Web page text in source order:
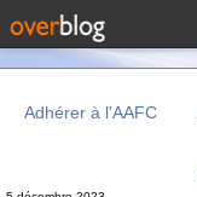
Adhérer à l'AAFC